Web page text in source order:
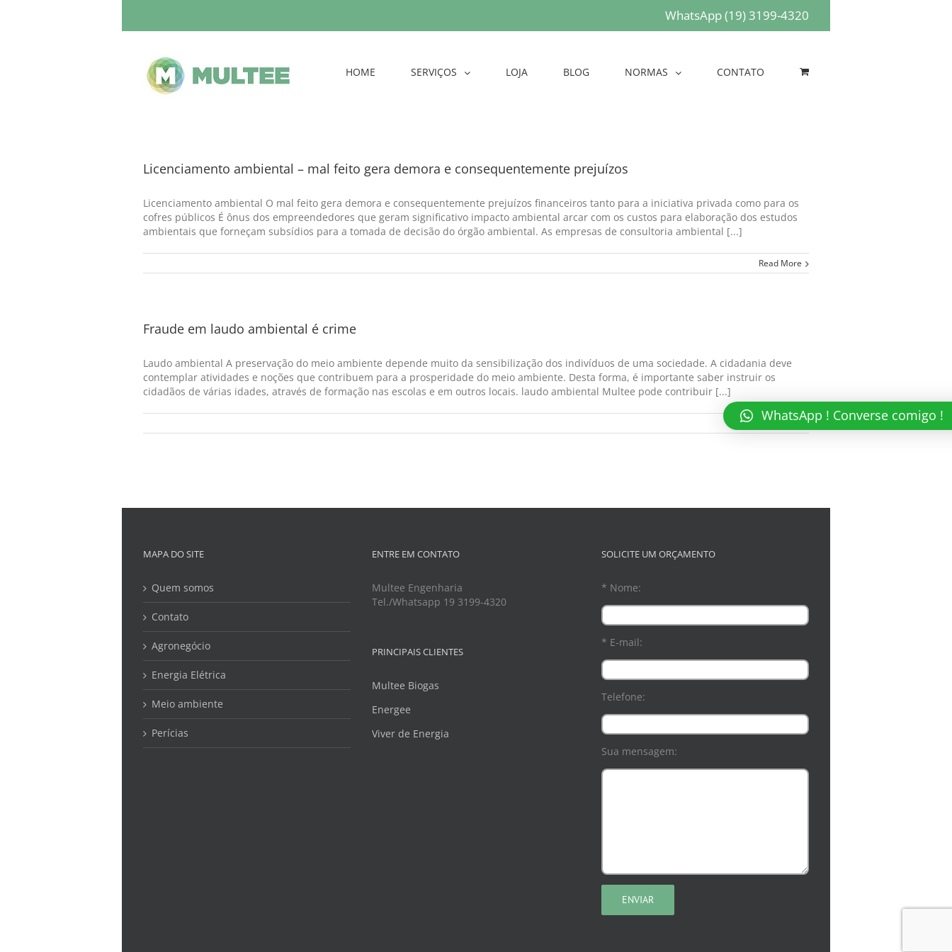
WhatsApp (19) 3199-4320
HOME SERVIÇOS LOJA BLOG NORMAS CONTATO
Licenciamento ambiental – mal feito gera demora e consequentemente prejuízos
Licenciamento ambiental O mal feito gera demora e consequentemente prejuízos financeiros tanto para a iniciativa privada como para os
cofres públicos É ônus dos empreendedores que geram significativo impacto ambiental arcar com os custos para elaboração dos estudos
ambientais que forneçam subsídios para a tomada de decisão do órgão ambiental. As empresas de consultoria ambiental [...]
Read More
Fraude em laudo ambiental é crime
Laudo ambiental A preservação do meio ambiente depende muito da sensibilização dos indivíduos de uma sociedade. A cidadania deve
contemplar atividades e noções que contribuem para a prosperidade do meio ambiente. Desta forma, é importante saber instruir os
cidadãos de várias idades, através de formação nas escolas e em outros locais. laudo ambiental Multee pode contribuir [...]
Read More
MAPA DO SITE
Quem somos
Contato
Agronegócio
Energia Elétrica
Meio ambiente
Perícias
ENTRE EM CONTATO
Multee Engenharia
Tel./Whatsapp 19 3199-4320
PRINCIPAIS CLIENTES
Multee Biogas
Energee
Viver de Energia
SOLICITE UM ORÇAMENTO
* Nome:
* E-mail:
Telefone:
Sua mensagem:
WhatsApp ! Converse comigo !